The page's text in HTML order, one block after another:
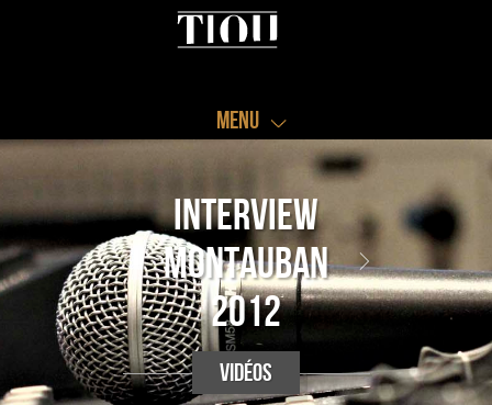
Menu
interview
Montauban
2012
vidéos